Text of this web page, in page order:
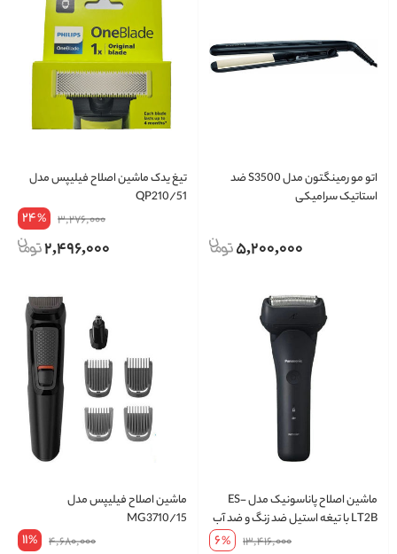
اتو مو رمینگتون مدل S3500 ضد
استاتیک سرامیکی
5,200,000
تیغ یدک ماشین اصلاح فیلیپس مدل
QP210/51
3,276,000
24%
2,496,000
ماشین اصلاح پاناسونیک مدل ES-
LT2B با تیغه استیل ضد زنگ و ضد آب
13,416,000
6%
ماشین اصلاح فیلیپس مدل
MG3710/15
4,680,000
11%